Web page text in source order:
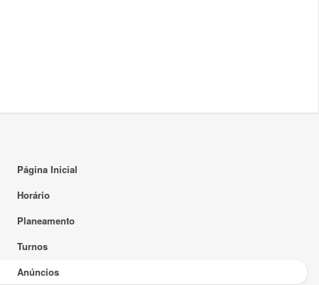
Página Inicial
Horário
Planeamento
Turnos
Anúncios